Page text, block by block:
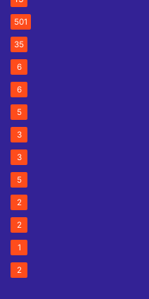
501
35
6
6
5
3
3
5
2
2
1
2